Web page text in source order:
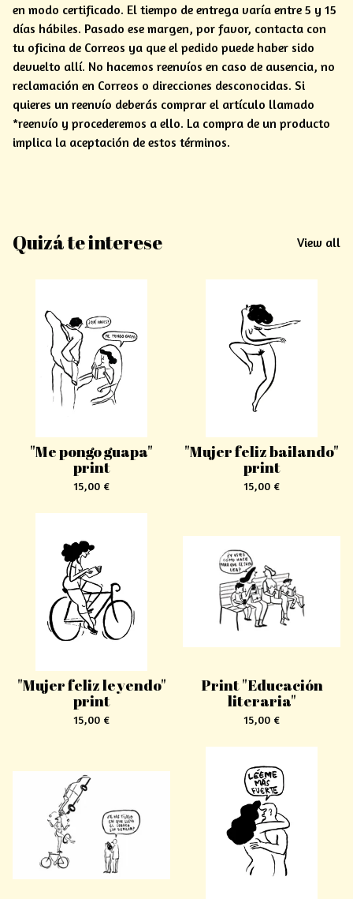
en modo certificado. El tiempo de entrega varía entre 5 y 15
días hábiles. Pasado ese margen, por favor, contacta con
tu oficina de Correos ya que el pedido puede haber sido
devuelto allí. No hacemos reenvíos en caso de ausencia, no
reclamación en Correos o direcciones desconocidas. Si
quieres un reenvío deberás comprar el artículo llamado
*reenvío y procederemos a ello. La compra de un producto
implica la aceptación de estos términos.
Quizá te interese View all
"Me pongo guapa"
print
15,00 €
"Mujer feliz bailando"
print
15,00 €
"Mujer feliz leyendo"
print
15,00 €
Print "Educación
literaria"
15,00 €